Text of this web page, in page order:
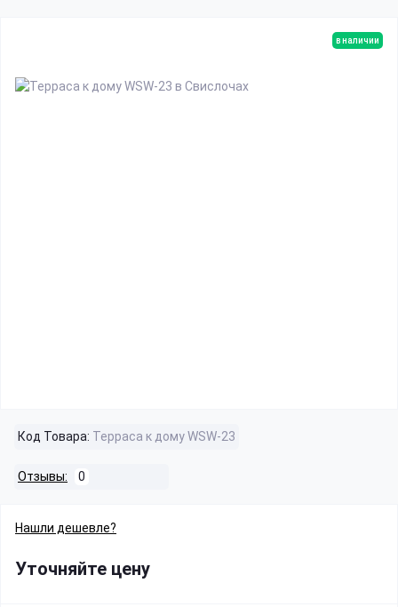
в наличии
Код Товара: Терраса к дому WSW-23
Отзывы: 0
Нашли дешевле?
Уточняйте цену